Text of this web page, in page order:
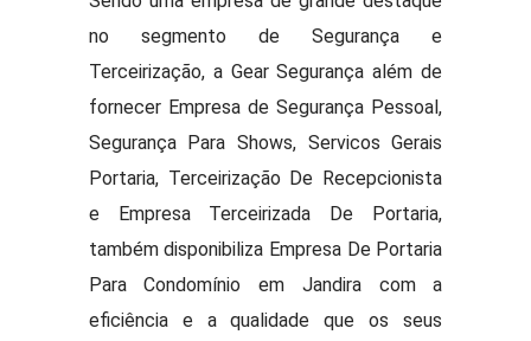
no segmento de Segurança e
Terceirização, a Gear Segurança além de
fornecer Empresa de Segurança Pessoal,
Segurança Para Shows, Servicos Gerais
Portaria, Terceirização De Recepcionista
e Empresa Terceirizada De Portaria,
também disponibiliza Empresa De Portaria
Para Condomínio em Jandira com a
eficiência e a qualidade que os seus